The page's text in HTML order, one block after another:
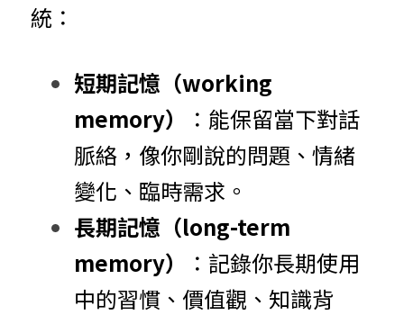
統：
短期記憶（working
memory）
：能保留當下對話
脈絡，像你剛說的問題、情緒
變化、臨時需求。
長期記憶（long-term
memory）
：記錄你長期使用
中的習慣、價值觀、知識背